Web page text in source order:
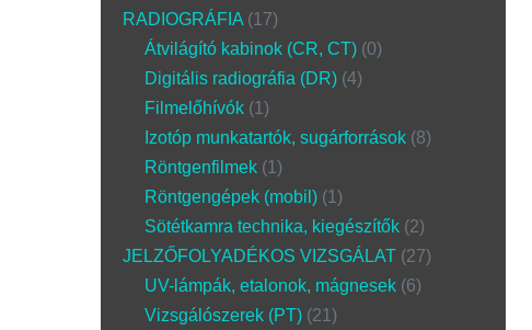
RADIOGRÁFIA 17
Átvilágító kabinok (CR, CT) 0
Digitális radiográfia (DR) 4
Filmelőhívók 1
Izotóp munkatartók, sugárforrások 8
Röntgenfilmek 1
Röntgengépek (mobil) 1
Sötétkamra technika, kiegészítők 2
JELZŐFOLYADÉKOS VIZSGÁLAT 27
UV-lámpák, etalonok, mágnesek 6
Vizsgálószerek (PT) 21